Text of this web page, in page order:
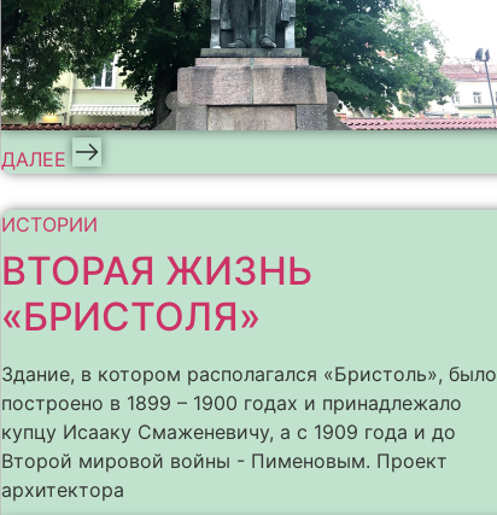
ДАЛЕЕ
ИСТОРИИ
ВТОРАЯ ЖИЗНЬ
«БРИСТОЛЯ»
Здание, в котором располагался «Бристоль», было
построено в 1899 – 1900 годах и принадлежало
купцу Исааку Смаженевичу, а с 1909 года и до
Второй мировой войны - Пименовым. Проект
архитектора